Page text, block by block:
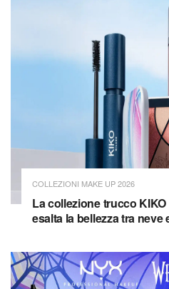
COLLEZIONI MAKE UP 2026
La collezione trucco
esalta la bellezza tra neve